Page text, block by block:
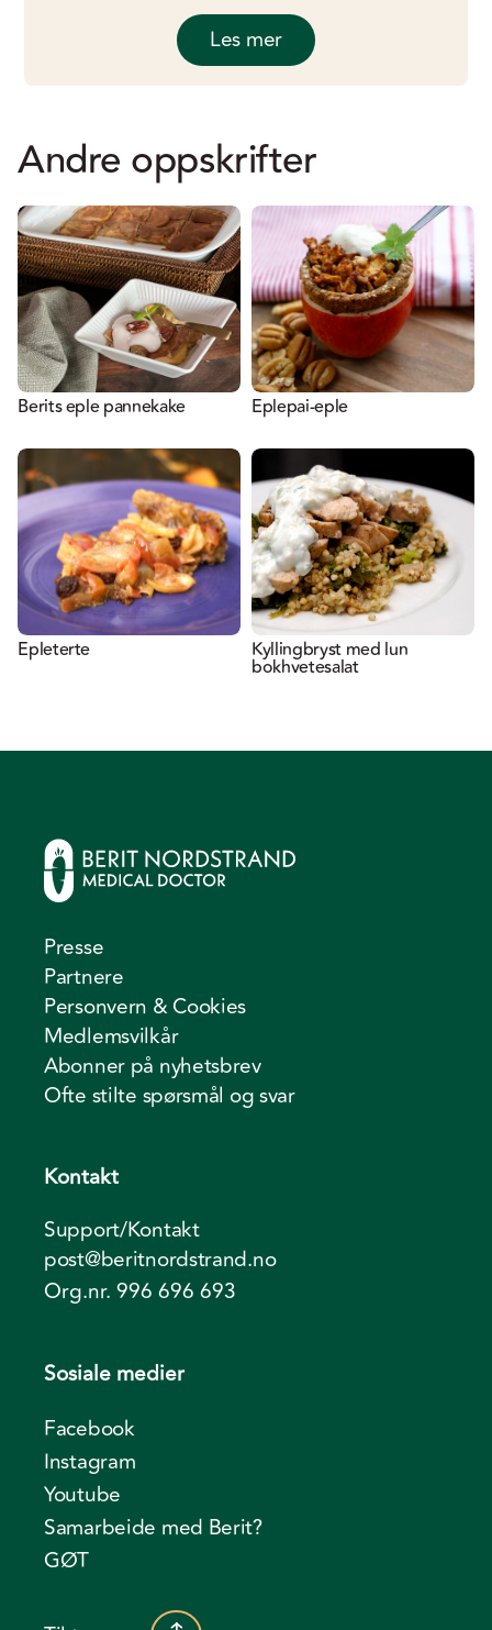
Les mer
Andre oppskrifter
Berits eple pannekake Eplepai-eple
Epleterte Kyllingbryst med lun
bokhvetesalat
Presse
Partnere
Personvern & Cookies
Medlemsvilkår
Abonner på nyhetsbrev
Ofte stilte spørsmål og svar
Kontakt
Support/Kontakt
post@beritnordstrand.no
Org.nr. 996 696 693
Sosiale medier
Facebook
Instagram
Youtube
Samarbeide med Berit?
GØT